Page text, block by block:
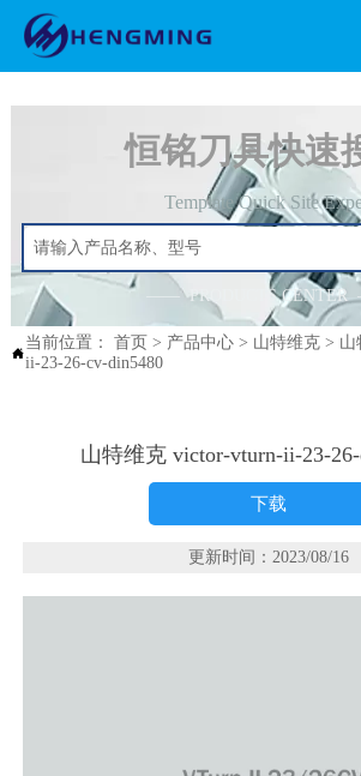
恒铭刀具快速
Template Quick Site
—— PRODUCTS

当前位置： 首页 > 产品中心> 山特维克> 山
ii-23-26-cv-din5480
山特维克 victor-vturn-ii-23-
下载
更新时间：2023/08/16